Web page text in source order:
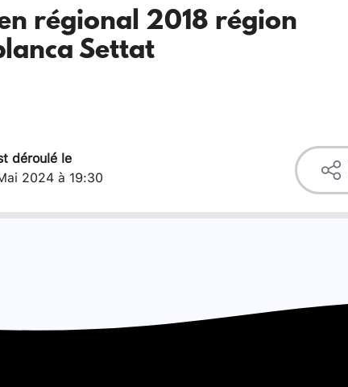
régional 2018 région
Settat
déroulé le
2024 à 19:30